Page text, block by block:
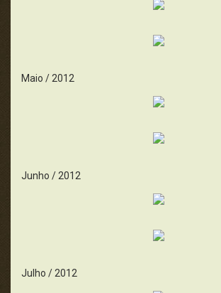
Maio / 2012
Junho / 2012
Julho / 2012